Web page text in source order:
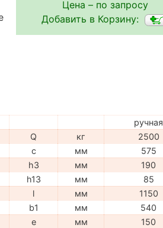
Цена – по запросу
Добавить в Корзину:
ручная
Q кг
2500
c мм
575
h3 мм
190
h13 мм
85
l мм
1150
b1 мм
540
e мм
150